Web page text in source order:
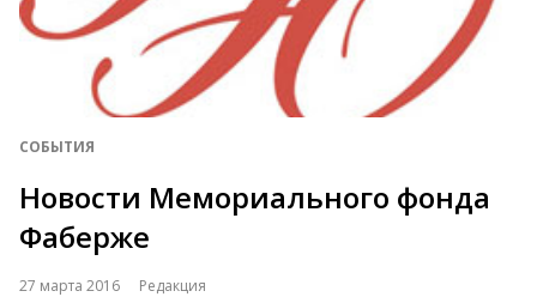
СОБЫТИЯ
Новости Мемориального фонда
Фаберже
27 марта 2016 Редакция